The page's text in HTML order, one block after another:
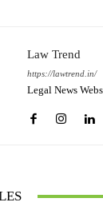
Law Trend
https://lawtrend.in/
Legal News